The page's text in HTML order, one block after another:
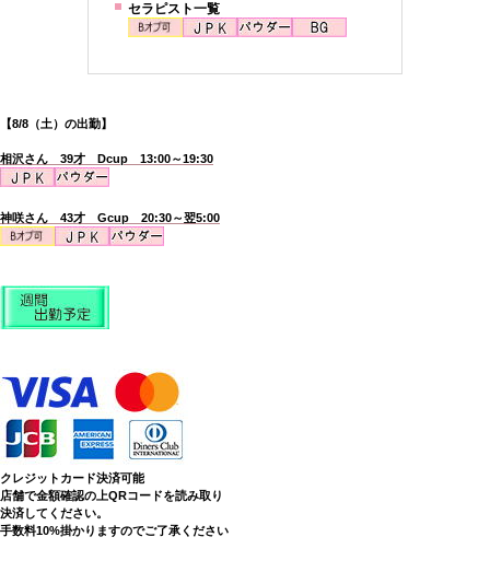
セラピスト一覧
【8/8（土）の出勤】
相沢さん 39才 Dcup 13:00～19:30
神咲さん 43才 Gcup 20:30～翌5:00
クレジットカード決済可能
店舗で金額確認の上QRコードを読み取り
決済してください。
手数料10%掛かりますのでご了承ください